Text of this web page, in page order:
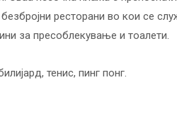
ресторани во кои се
за пресоблекување и тоалети.
тенис, пинг понг.